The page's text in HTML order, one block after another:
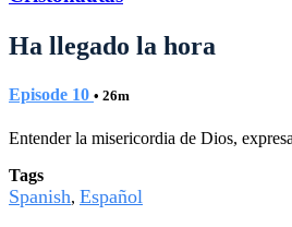
Ha llegado la hora
Episode 10 • 26m
Entender la misericordia de Dios,
Tags
Spanish, Español